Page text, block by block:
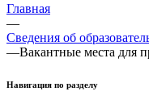
Главная
—
Сведения об
—Вакантные места для
Навигация по разделу